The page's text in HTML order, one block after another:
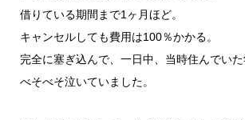
借りている期間まで1ヶ月ほど。
キャンセルしても費用は100％かかる。
完全に塞ぎ込んで、一日中、当時住んでい
べそべそ泣いていました。